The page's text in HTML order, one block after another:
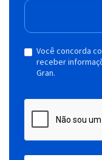
Você concorda
receber
Gran.